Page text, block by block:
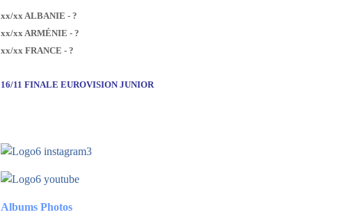
xx/xx ALBANIE - ?
xx/xx ARMÉNIE - ?
xx/xx FRANCE - ?
16/11 FINALE EUROVISION JUNIOR
Albums Photos